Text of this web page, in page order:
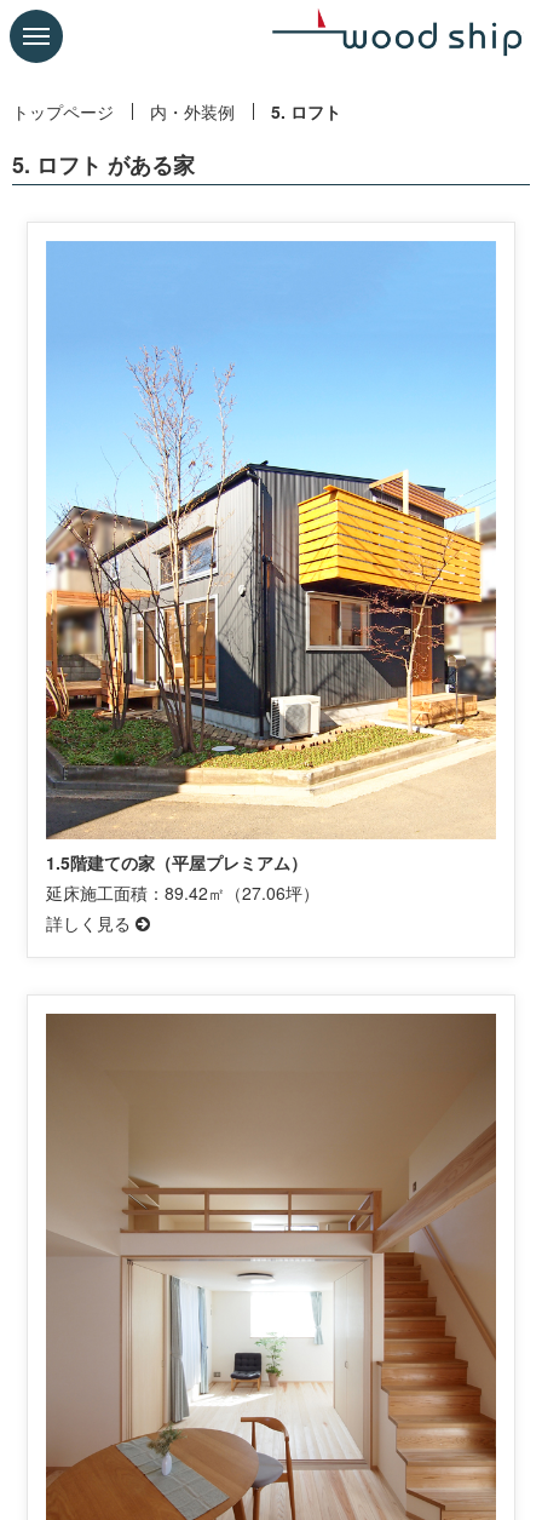
トップページ 内・外装例 5. ロフト
5. ロフト がある家
1.5階建ての家（平屋プレミアム）
延床施工面積：89.42㎡（27.06坪）
詳しく見る